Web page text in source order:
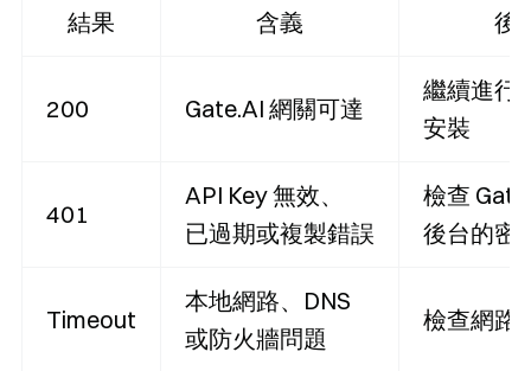
結果 含義 後
200 Gate.AI 網關可達
繼續進行
安裝
401
API Key 無效、
已過期或複製錯誤
檢查
後台的密
Timeout
本地網路、DNS
或防火牆問題
檢查網路